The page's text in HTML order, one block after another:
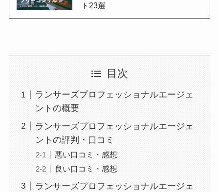
ト23選
目次
ランサーズプロフェッショナルエージェ
ントの概要
ランサーズプロフェッショナルエージェ
ントの評判・口コミ
悪い口コミ・感想
良い口コミ・感想
ランサーズプロフェッショナルエージェ